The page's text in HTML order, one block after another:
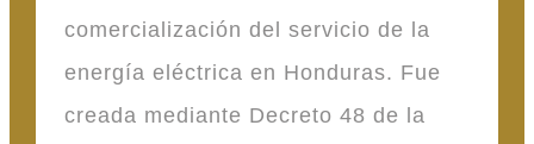
comercialización del servicio de la
energía eléctrica en Honduras. Fue
creada mediante Decreto 48 de la